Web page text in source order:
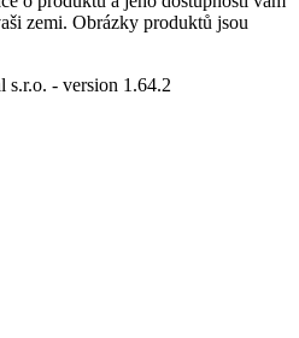
zemi. Obrázky produktů jsou
s.r.o. - version 1.64.2